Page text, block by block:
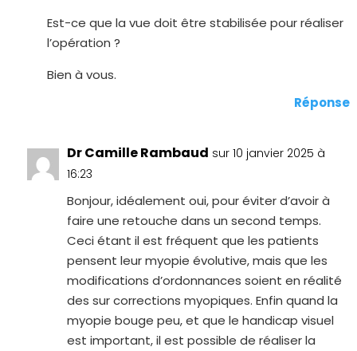
Est-ce que la vue doit être stabilisée pour réaliser
l’opération ?
Bien à vous.
Réponse
Dr Camille Rambaud sur 10 janvier 2025 à
16:23
Bonjour, idéalement oui, pour éviter d’avoir à
faire une retouche dans un second temps.
Ceci étant il est fréquent que les patients
pensent leur myopie évolutive, mais que les
modifications d’ordonnances soient en réalité
des sur corrections myopiques. Enfin quand la
myopie bouge peu, et que le handicap visuel
est important, il est possible de réaliser la